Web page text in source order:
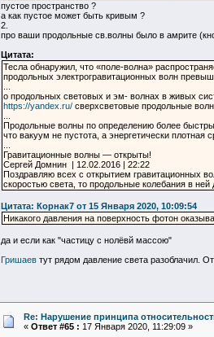
пустое пространство ?
а как пустое может быть кривым ?
2.
про ваши продольные св.волны было в амрите
Цитата:
Тесла обнаружил, что «поле-волна»
продольных электрогравитационных волн
о продольных световых и эм- волнах в живых
https://yandex.ru/сверхсветовые продольные
Продольные волны по определению более
что вакуум не пустота, а энергетически
Гравитационные волны — открыты!
Сергей Домнин | 12.02.2016 | 22:22
Поздравляю всех с открытием гравитационных
скоростью света, то продольные колебания в
Цитата: Корнак7 от 15 Января 2020, 10:09:54
Никакого давления на поверхность фотон
да и если как "частицу с нолёвй массою"
Гришаевтут рядом давление света разоблачил.
Re: Нарушение принципа
« Ответ #65 : 17 Января 2020, 11:29:09 »